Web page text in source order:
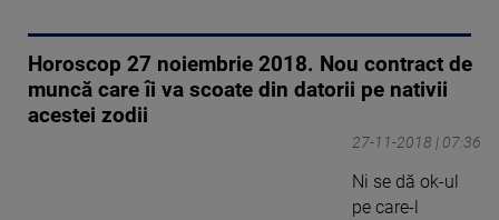
Horoscop 27 noiembrie 2018. Nou contract de
muncă care îi va scoate din datorii pe nativii
acestei zodii
27-11-2018 | 07:36
Ni se dă ok-ul
pe care-l